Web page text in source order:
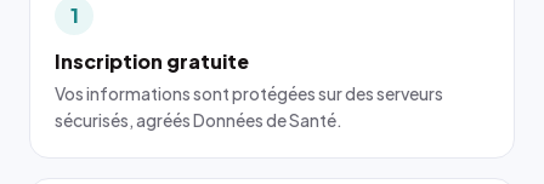
1
Inscription gratuite
Vos informations sont protégées sur des serveurs
sécurisés, agréés Données de Santé.